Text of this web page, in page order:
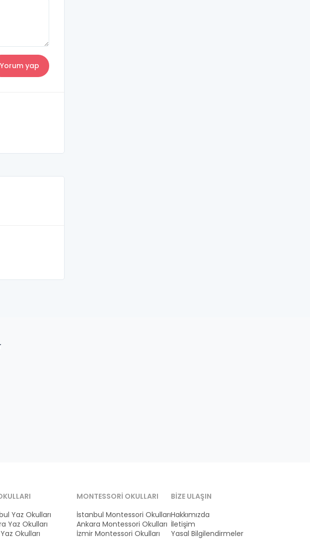
Yaz Okulları
Yaz Okulları
Okulları
MONTESSORI OKULLARI
İstanbul Montessori Okulları
Ankara Montessori Okulları
İzmir Montessori Okulları
BIZE ULAŞIN
Hakkımızda
İletişim
Yasal Bilgilendirmeler